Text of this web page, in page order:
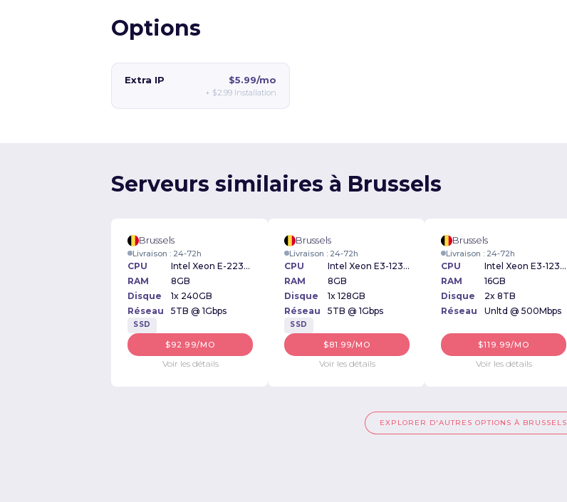
Options
Extra IP $5.99/mo
+ $2.99Installation
Serveurs similaires à Brussels
Brussels
Livraison : 24-72h
CPU
Intel Xeon E-2234 3.6GHz
RAM
8GB
Disque
1x 240GB
Réseau
5TB @ 1Gbps
SSD
$92.99/MO
Voir les détails
Brussels
Livraison : 24-72h
CPU
Intel Xeon E3-1230v2 3.30GHz
RAM
8GB
Disque
1x 128GB
Réseau
5TB @ 1Gbps
SSD
$81.99/MO
Voir les détails
Brussels
Livraison : 24-72h
CPU
Intel Xeon E3-1230 3.20GHz
RAM
16GB
Disque
2x 8TB
Réseau
Unltd @ 500Mbps
$119.99/MO
Voir les détails
EXPLORER D'AUTRES OPTIONS À BRUSSELS